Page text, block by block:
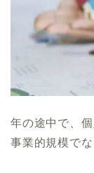
年の途中で、
事業的規模で